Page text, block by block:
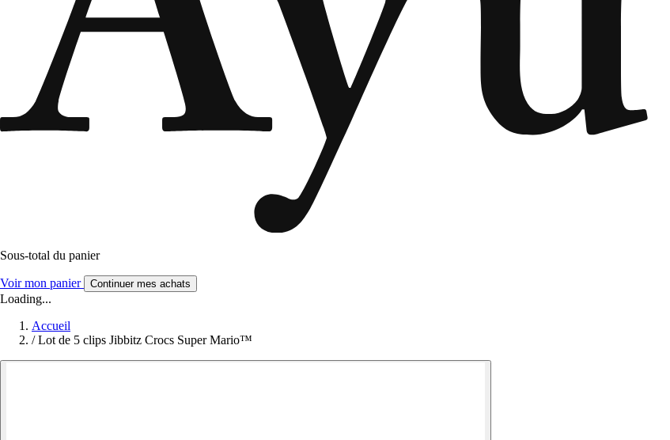
Sous-total du panier
Voir mon panier Continuer mes achats
Loading...
Accueil
/ Lot de 5 clips Jibbitz Crocs Super Mario™